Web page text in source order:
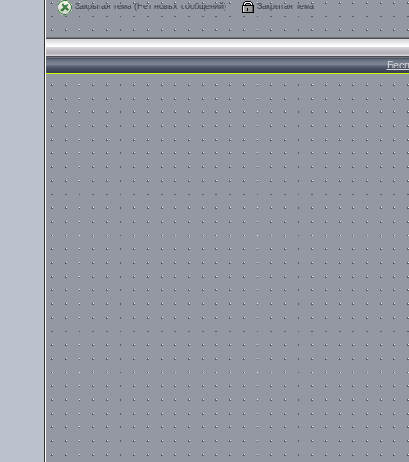
Закрытая тема (Нет новых сообщений)
Закрытая тема